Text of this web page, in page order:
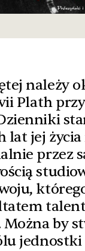
należy
Plath
lat jej
przez
by
jednostki